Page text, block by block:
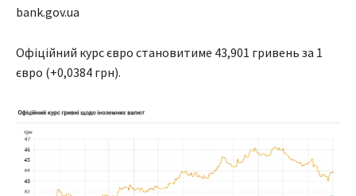
bank.gov.ua
Офіційний курс євро становитиме 43,901 гривень за 1
євро (+0,0384 грн).